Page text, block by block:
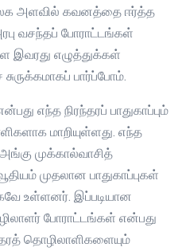
அளவில் கவனத்தை ஈர்த்த
வசந்தப் போராட்டங்கள்
இவரது எழுத்துக்கள்
பார்ப்போம்.
எந்த நிரந்தரப் பாதுகாப்பும்
மாறியுள்ளது. எந்த
முக்கால்வாசித்
முதலான பாதுகாப்புகள்
உள்ளனர். இப்படியான
போராட்டங்கள் என்பது
தொழிலாளிகளையும்